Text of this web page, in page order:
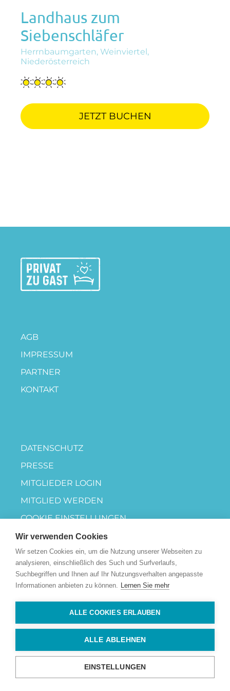
Landhaus zum
Siebenschläfer
Herrnbaumgarten, Weinviertel,
Niederösterreich
JETZT BUCHEN
ANFRAGEN
JETZT BUCHEN
AGB
IMPRESSUM
PARTNER
KONTAKT
DATENSCHUTZ
PRESSE
MITGLIEDER LOGIN
MITGLIED WERDEN
COOKIE EINSTELLUNGEN
Wir verwenden Cookies
Wir setzen Cookies ein, um die Nutzung unserer Webseiten zu
analysieren, einschließlich des Such und Surfverlaufs,
Suchbegriffen und Ihnen auf Ihr Nutzungsverhalten angepasste
Informationen anbieten zu können. Lernen Sie mehr
ALLE COOKIES ERLAUBEN
ALLE ABLEHNEN
EINSTELLUNGEN